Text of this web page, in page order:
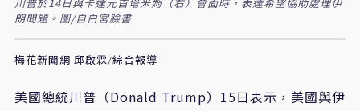
朗問題。圖/自白宮臉書
梅花新聞網 邱啟霖/綜合報導
美國總統川普（Donald Trump）15日表示，美國與伊